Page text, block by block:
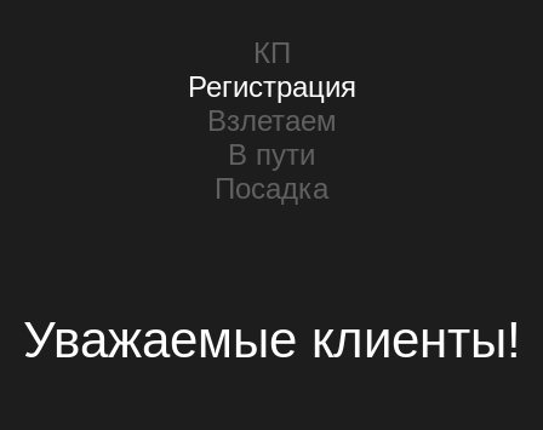
КП
Регистрация
Взлетаем
В пути
Посадка
Уважаемые клиенты!